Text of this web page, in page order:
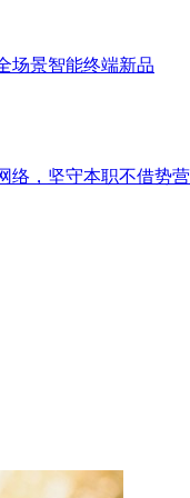
场景智能终端新品
络，坚守本职不借势